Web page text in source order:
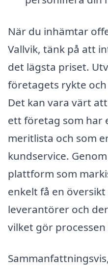
När du inhämtar
Vallvik, tänk på att
det lägsta priset.
företagets rykte
Det kan vara värt
ett företag som har
meritlista och som
kundservice.
plattform som
enkelt få en översikt
leverantörer och
vilket gör